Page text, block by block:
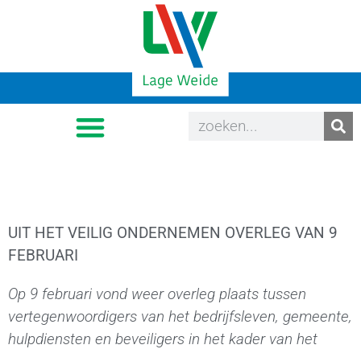
UIT HET VEILIG ONDERNEMEN OVERLEG VAN 9
FEBRUARI
Op 9 februari vond weer overleg plaats tussen
vertegenwoordigers van het bedrijfsleven, gemeente,
hulpdiensten en beveiligers in het kader van het